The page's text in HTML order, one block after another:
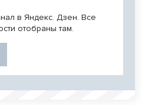
в Яндекс. Дзен. Все
отобраны там.